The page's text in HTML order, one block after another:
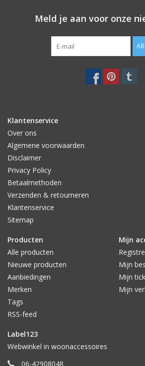
Meld je aan voor onze
Klantenservice
Over ons
Algemene voorwaarden
Disclaimer
Privacy Policy
Betaalmethoden
Verzenden & retourneren
Klantenservice
Sitemap
Producten
Alle producten
Nieuwe producten
Aanbiedingen
Merken
Tags
RSS-feed
Mijn
Mijn
Mijn
Mijn
Label123
Webwinkel in woonaccessoires
06-42908048